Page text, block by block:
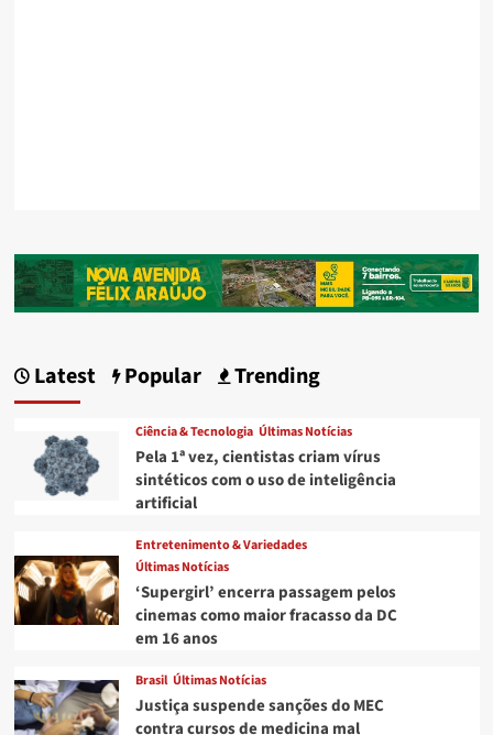
Latest Popular Trending
Ciência & Tecnologia Últimas Notícias
Pela 1ª vez, cientistas criam vírus
sintéticos com o uso de inteligência
artificial
Entretenimento & Variedades
Últimas Notícias
‘Supergirl’ encerra passagem pelos
cinemas como maior fracasso da DC
em 16 anos
Brasil Últimas Notícias
Justiça suspende sanções do MEC
contra cursos de medicina mal